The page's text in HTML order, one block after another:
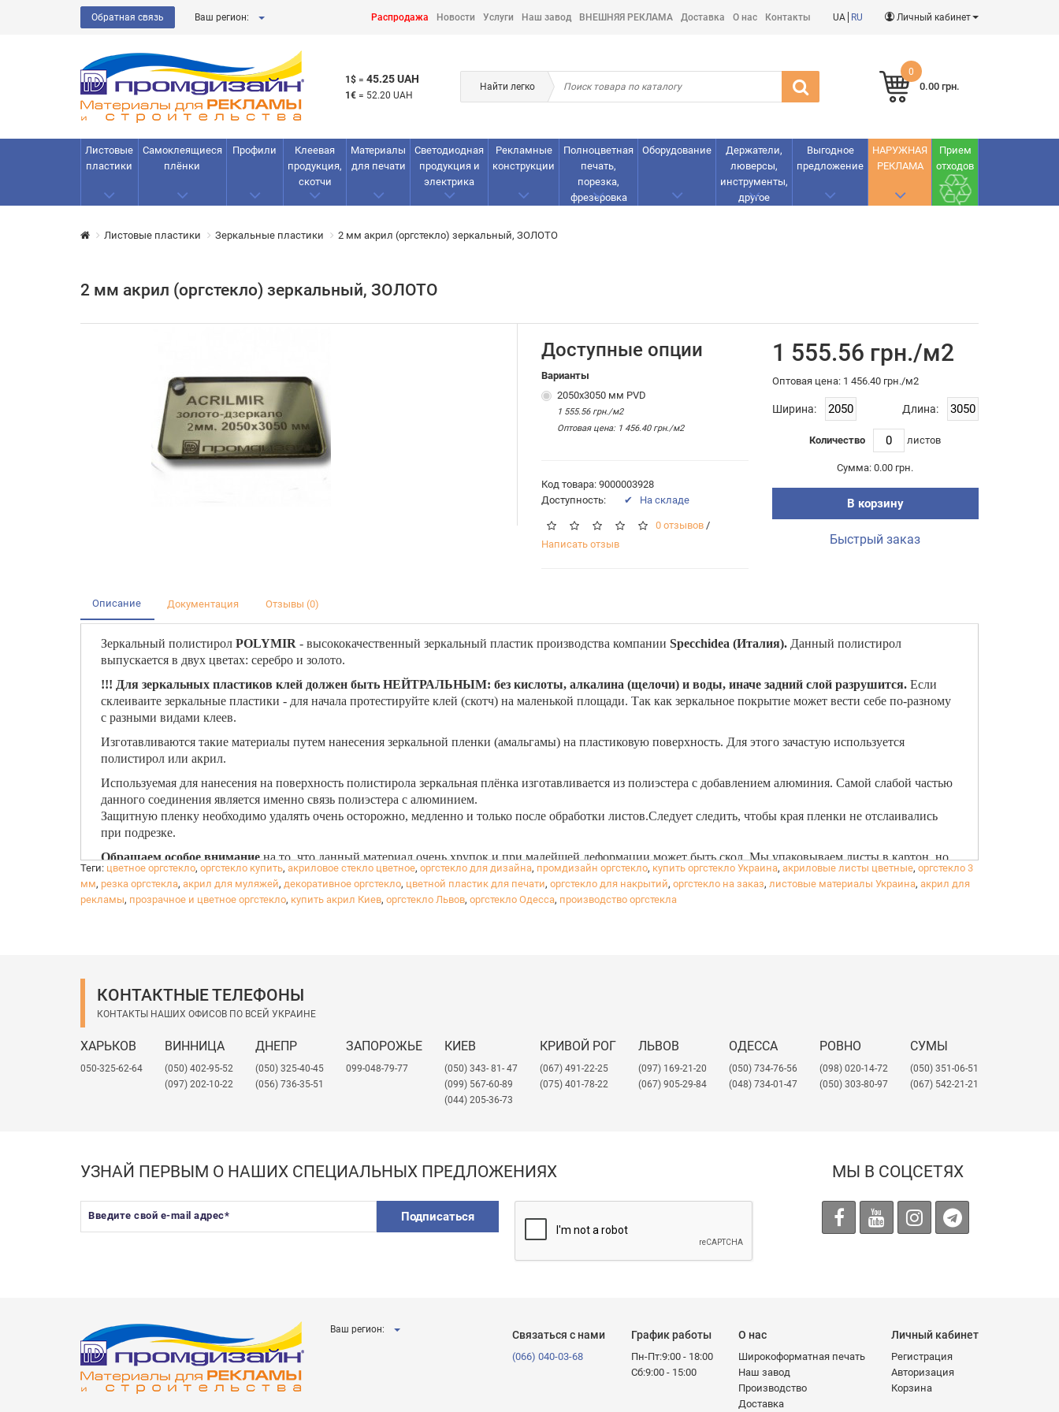
Обратная связь Ваш регион: Распродажа Новости Услуги Наш завод ВНЕШНЯЯ РЕКЛАМА Доставка О нас Контакты UA RU Личный кабинет
1$ = 45.25 UAH
1€ = 52.20 UAH
Найти легко
0
0.00 грн.
Листовые
пластики
Самоклеящиеся
плёнки
Профили
Клеевая
продукция,
скотчи
Материалы
для печати
Светодиодная
продукция и
электрика
Рекламные
конструкции
Полноцветная
печать,
порезка,
фрезеровка
Оборудование
Держатели,
люверсы,
инструменты,
другое
Выгодное
предложение
НАРУЖНАЯ
РЕКЛАМА
Прием
отходов
Листовые пластики Зеркальные пластики 2 мм акрил (оргстекло) зеркальный, ЗОЛОТО
2 мм акрил (оргстекло) зеркальный, ЗОЛОТО
Доступные опции
Варианты
2050х3050 мм PVD
1 555.56 грн./м2
Оптовая цена: 1 456.40 грн./м2
Код товара: 9000003928
Доступность:
✔ На складе
0 отзывов /
Написать отзыв
1 555.56 грн./м2
Оптовая цена: 1 456.40 грн./м2
Ширина: Длина:
Количество листов
Сумма: 0.00 грн.
В корзину
Быстрый заказ
Описание Документация Отзывы (0)
Зеркальный полистирол POLYMIR - высококачественный зеркальный пластик производства компании Specchidea (Италия). Данный полистирол
выпускается в двух цветах: серебро и золото.
!!! Для зеркальных пластиков клей должен быть НЕЙТРАЛЬНЫМ: без кислоты, алкалина (щелочи) и воды, иначе задний слой разрушится. Если
склеиваите зеркальные пластики - для начала протестируйте клей (скотч) на маленькой площади. Так как зеркальное покрытие может вести себе по-разному
с разными видами клеев.
Изготавливаются такие материалы путем нанесения зеркальной пленки (амальгамы) на пластиковую поверхность. Для этого зачастую используется
полистирол или акрил.
Используемая для нанесения на поверхность полистирола зеркальная плёнка изготавливается из полиэстера с добавлением алюминия. Самой слабой частью
данного соединения является именно связь полиэстера с алюминием.
Защитную пленку необходимо удалять очень осторожно, медленно и только после обработки листов.Следует следить, чтобы края пленки не отслаивались
при подрезке.
Обращаем особое вниманиена то, что данный материал очень хрупок и при малейшей деформации может быть скол. Мы упаковываем листы в картон, но
иногда при транспортировке может отколоться уголок (если где-то ударили лист). Если вам нужно целый лист со всеми уголками, обязательно перед
отправкой предупредите, в таком случае отправка будет осуществляться в обрешетке от Новой почты. Стоимость упаковки за счёт клиента.
Теги: цветное оргстекло, оргстекло купить, акриловое стекло цветное, оргстекло для дизайна, промдизайн оргстекло, купить оргстекло Украина, акриловые листы цветные, оргстекло 3
мм, резка оргстекла, акрил для муляжей, декоративное оргстекло, цветной пластик для печати, оргстекло для накрытий, оргстекло на заказ, листовые материалы Украина, акрил для
рекламы, прозрачное и цветное оргстекло, купить акрил Киев, оргстекло Львов, оргстекло Одесса, производство оргстекла
КОНТАКТНЫЕ ТЕЛЕФОНЫ
КОНТАКТЫ НАШИХ ОФИСОВ ПО ВСЕЙ УКРАИНЕ
ХАРЬКОВ
050-325-62-64
ВИННИЦА
(050) 402-95-52
(097) 202-10-22
ДНЕПР
(050) 325-40-45
(056) 736-35-51
ЗАПОРОЖЬЕ
099-048-79-77
КИЕВ
(050) 343- 81- 47
(099) 567-60-89
(044) 205-36-73
КРИВОЙ РОГ
(067) 491-22-25
(075) 401-78-22
ЛЬВОВ
​(097) 169-21-20
(067) 905-29-84
ОДЕССА
(050) 734-76-56
(048) 734-01-47
РОВНО
(098) 020-14-72
(050) 303-80-97
СУМЫ
(050) 351-06-51
(067) 542-21-21
УЗНАЙ ПЕРВЫМ О НАШИХ СПЕЦИАЛЬНЫХ ПРЕДЛОЖЕНИЯХ
Введите свой e-mail адрес* Подписаться
МЫ В СОЦСЕТЯХ
Ваш регион: Связаться с нами
(066) 040-03-68
График работы
Пн-Пт:9:00 - 18:00
Сб:9:00 - 15:00
О нас
Широкоформатная печать
Наш завод
Производство
Доставка
Личный кабинет
Регистрация
Авторизация
Корзина